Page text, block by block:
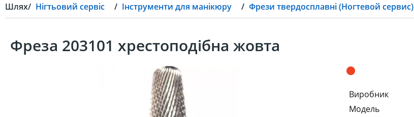
Шлях Нігтьовий сервіс Інструменти для манікюру Фрези твердосплавні (Ногтевой сервис)
Фреза 203101 хрестоподібна жовта
Виробник
Модель